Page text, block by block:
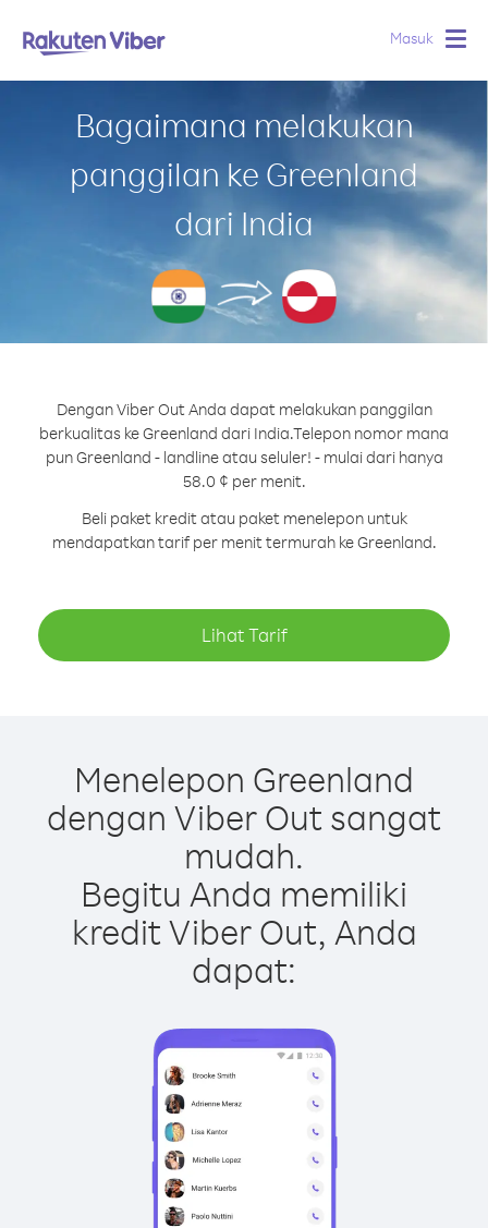
Masuk
Bagaimana melakukan
panggilan ke Greenland
dari India
Dengan Viber Out Anda dapat melakukan panggilan
berkualitas ke Greenland dari India.Telepon nomor mana
pun Greenland - landline atau seluler! - mulai dari hanya
58.0 ¢ per menit.
Beli paket kredit atau paket menelepon untuk
mendapatkan tarif per menit termurah ke Greenland.
Lihat Tarif
Menelepon Greenland
dengan Viber Out sangat
mudah.
Begitu Anda memiliki
kredit Viber Out, Anda
dapat: